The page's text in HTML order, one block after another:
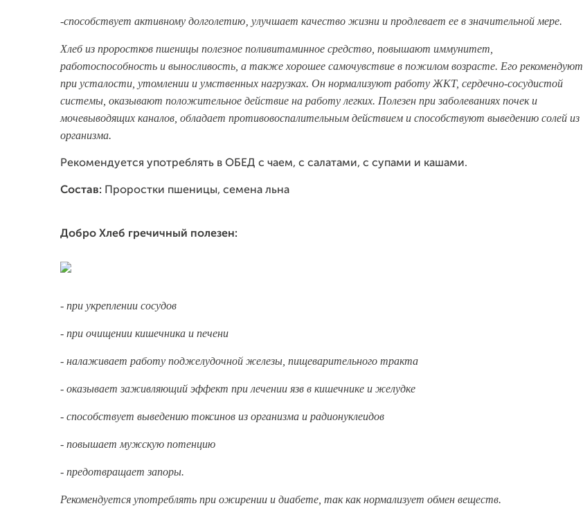
-способствует активному долголетию‚ улучшает качество жизни и продлевает ее в значительной мере.
Хлеб из проростков пшеницы полезное поливитаминное средство, повышают иммунитет,
работоспособность и выносливость, а также хорошее самочувствие в пожилом возрасте. Его рекомендуют
при усталости, утомлении и умственных нагрузках. Он нормализуют работу ЖКТ, сердечно-сосудистой
системы, оказывают положительное действие на работу легких. Полезен при заболеваниях почек и
мочевыводящих каналов, обладает противовоспалительным действием и способствуют выведению солей из
организма.
Рекомендуется употреблять в ОБЕД с чаем, с салатами, с супами и кашами.
Состав: Проростки пшеницы, семена льна
Добро Хлеб гречичный полезен:
- при укреплении сосудов
- при очищении кишечника и печени
- налаживает работу поджелудочной железы, пищеварительного тракта
- оказывает заживляющий эффект при лечении язв в кишечнике и желудке
- способствует выведению токсинов из организма и радионуклеидов
- повышает мужскую потенцию
- предотвращает запоры.
Рекомендуется употреблять при ожирении и диабете, так как нормализует обмен веществ.